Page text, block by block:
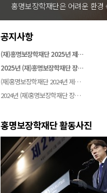
홍명보장학재단은 어려운 환
공지사항
(재)홍명보장학재단 2025년 제…
2025년 (재)홍명보장학재단 장…
(재)홍명보장학재단 2024년 제…
2024년 (재)홍명보장학재단 장…
홍명보장학재단 활동사진